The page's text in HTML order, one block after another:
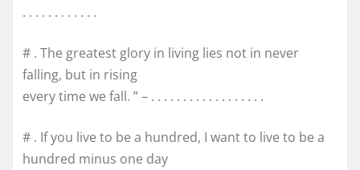
. . . . . . . . . . . .
# . The greatest glory in living lies not in never
falling, but in rising
every time we fall. ” – . . . . . . . . . . . . . . . . . .
# . If you live to be a hundred, I want to live to be a
hundred minus one day